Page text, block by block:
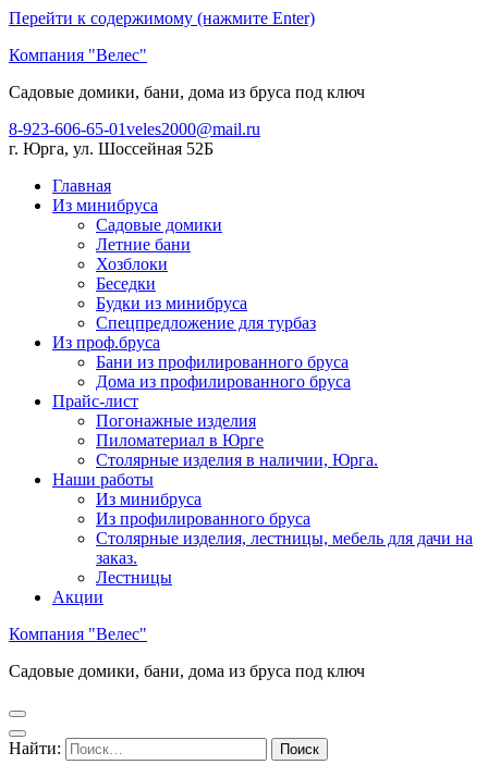
Перейти к содержимому (нажмите Enter)
Компания "Велес"
Садовые домики, бани, дома из бруса под ключ
8-923-606-65-01veles2000@mail.ru
г. Юрга, ул. Шоссейная 52Б
Главная
Из минибруса
Садовые домики
Летние бани
Хозблоки
Беседки
Будки из минибруса
Спецпредложение для турбаз
Из проф.бруса
Бани из профилированного бруса
Дома из профилированного бруса
Прайс-лист
Погонажные изделия
Пиломатериал в Юрге
Столярные изделия в наличии, Юрга.
Наши работы
Из минибруса
Из профилированного бруса
Столярные изделия, лестницы, мебель для дачи на
заказ.
Лестницы
Акции
Компания "Велес"
Садовые домики, бани, дома из бруса под ключ
Найти: